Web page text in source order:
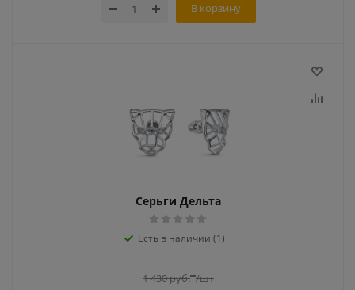
В корзину
Серьги Дельта
Есть в наличии (1)
1 430руб. /шт